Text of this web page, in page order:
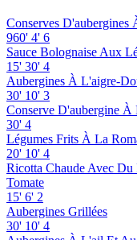
Conserves D'aubergines
960' 4' 6
Sauce Bolognaise Aux
15' 30' 4
Aubergines À L'aigre-
30' 10' 3
Conserve D'aubergine À
30' 4
Légumes Frits À La
20' 10' 4
Ricotta Chaude Avec
Tomate
15' 6' 2
Aubergines Grillées
30' 10' 4